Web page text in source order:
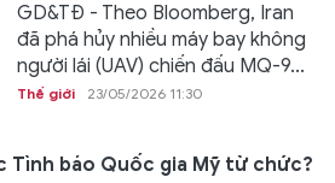
GD&TĐ - Theo Bloomberg, Iran
đã phá hủy nhiều máy bay không
người lái (UAV) chiến đấu MQ-9...
Thế giới 23/05/2026 11:30
Tình báo Quốc gia Mỹ từ chức?